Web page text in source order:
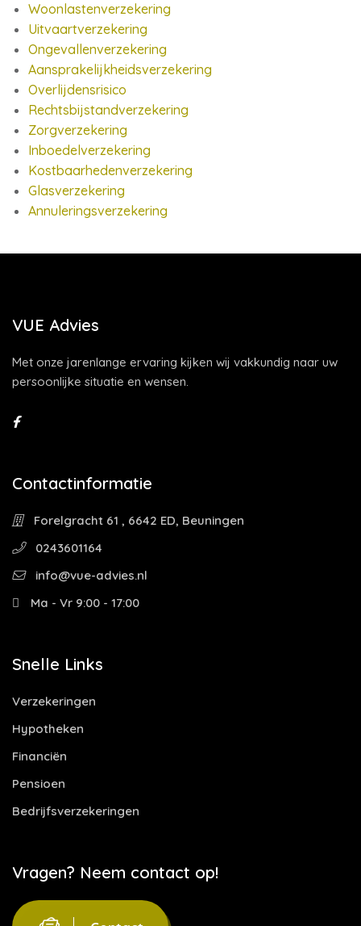
Woonlastenverzekering
Uitvaartverzekering
Ongevallenverzekering
Aansprakelijkheidsverzekering
Overlijdensrisico
Rechtsbijstandverzekering
Zorgverzekering
Inboedelverzekering
Kostbaarhedenverzekering
Glasverzekering
Annuleringsverzekering
VUE Advies
Met onze jarenlange ervaring kijken wij vakkundig naar uw
persoonlijke situatie en wensen.
Contactinformatie
Forelgracht 61 , 6642 ED, Beuningen
0243601164
info@vue-advies.nl
Ma - Vr 9:00 - 17:00
Snelle Links
Verzekeringen
Hypotheken
Financiën
Pensioen
Bedrijfsverzekeringen
Vragen? Neem contact op!